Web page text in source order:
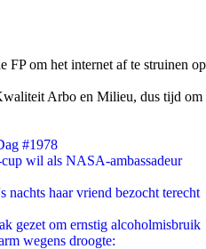
om het internet af te struinen op
Arbo en Milieu, dus tijd om
#1978
wil als NASA-ambassadeur
nachts haar vriend bezocht terecht
gezet om ernstig alcoholmisbruik
wegens droogte: